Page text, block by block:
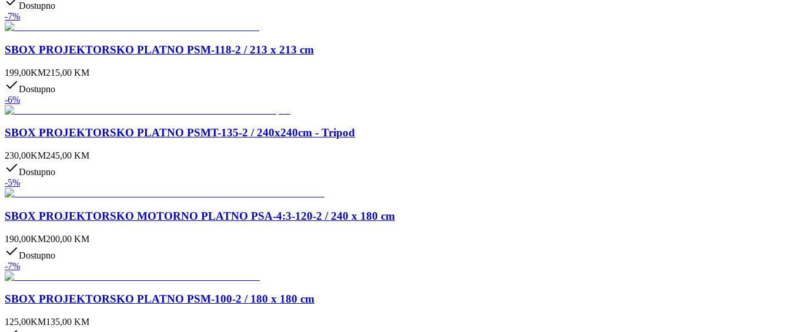
Dostupno
-7%
SBOX PROJEKTORSKO PLATNO PSM-118-2 / 213 x 213 cm
199,00KM215,00 KM
Dostupno
-6%
SBOX PROJEKTORSKO PLATNO PSMT-135-2 / 240x240cm - Tripod
230,00KM245,00 KM
Dostupno
-5%
SBOX PROJEKTORSKO MOTORNO PLATNO PSA-4:3-120-2 / 240 x 180 cm
190,00KM200,00 KM
Dostupno
-7%
SBOX PROJEKTORSKO PLATNO PSM-100-2 / 180 x 180 cm
125,00KM135,00 KM